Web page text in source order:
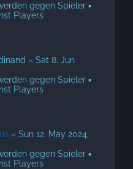
gegen Spieler ▪
Players
« Sat 8. Jun
gegen Spieler ▪
Players
« Sun 12. May 2024,
gegen Spieler ▪
Players